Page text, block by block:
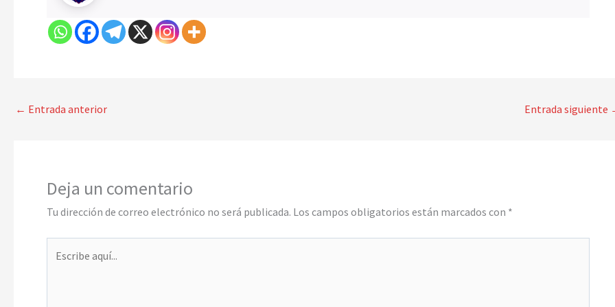
← Entrada anterior Entrada siguiente
Deja un comentario
Tu dirección de correo electrónico no será publicada. Los campos obligatorios están marcados con *
aquí...